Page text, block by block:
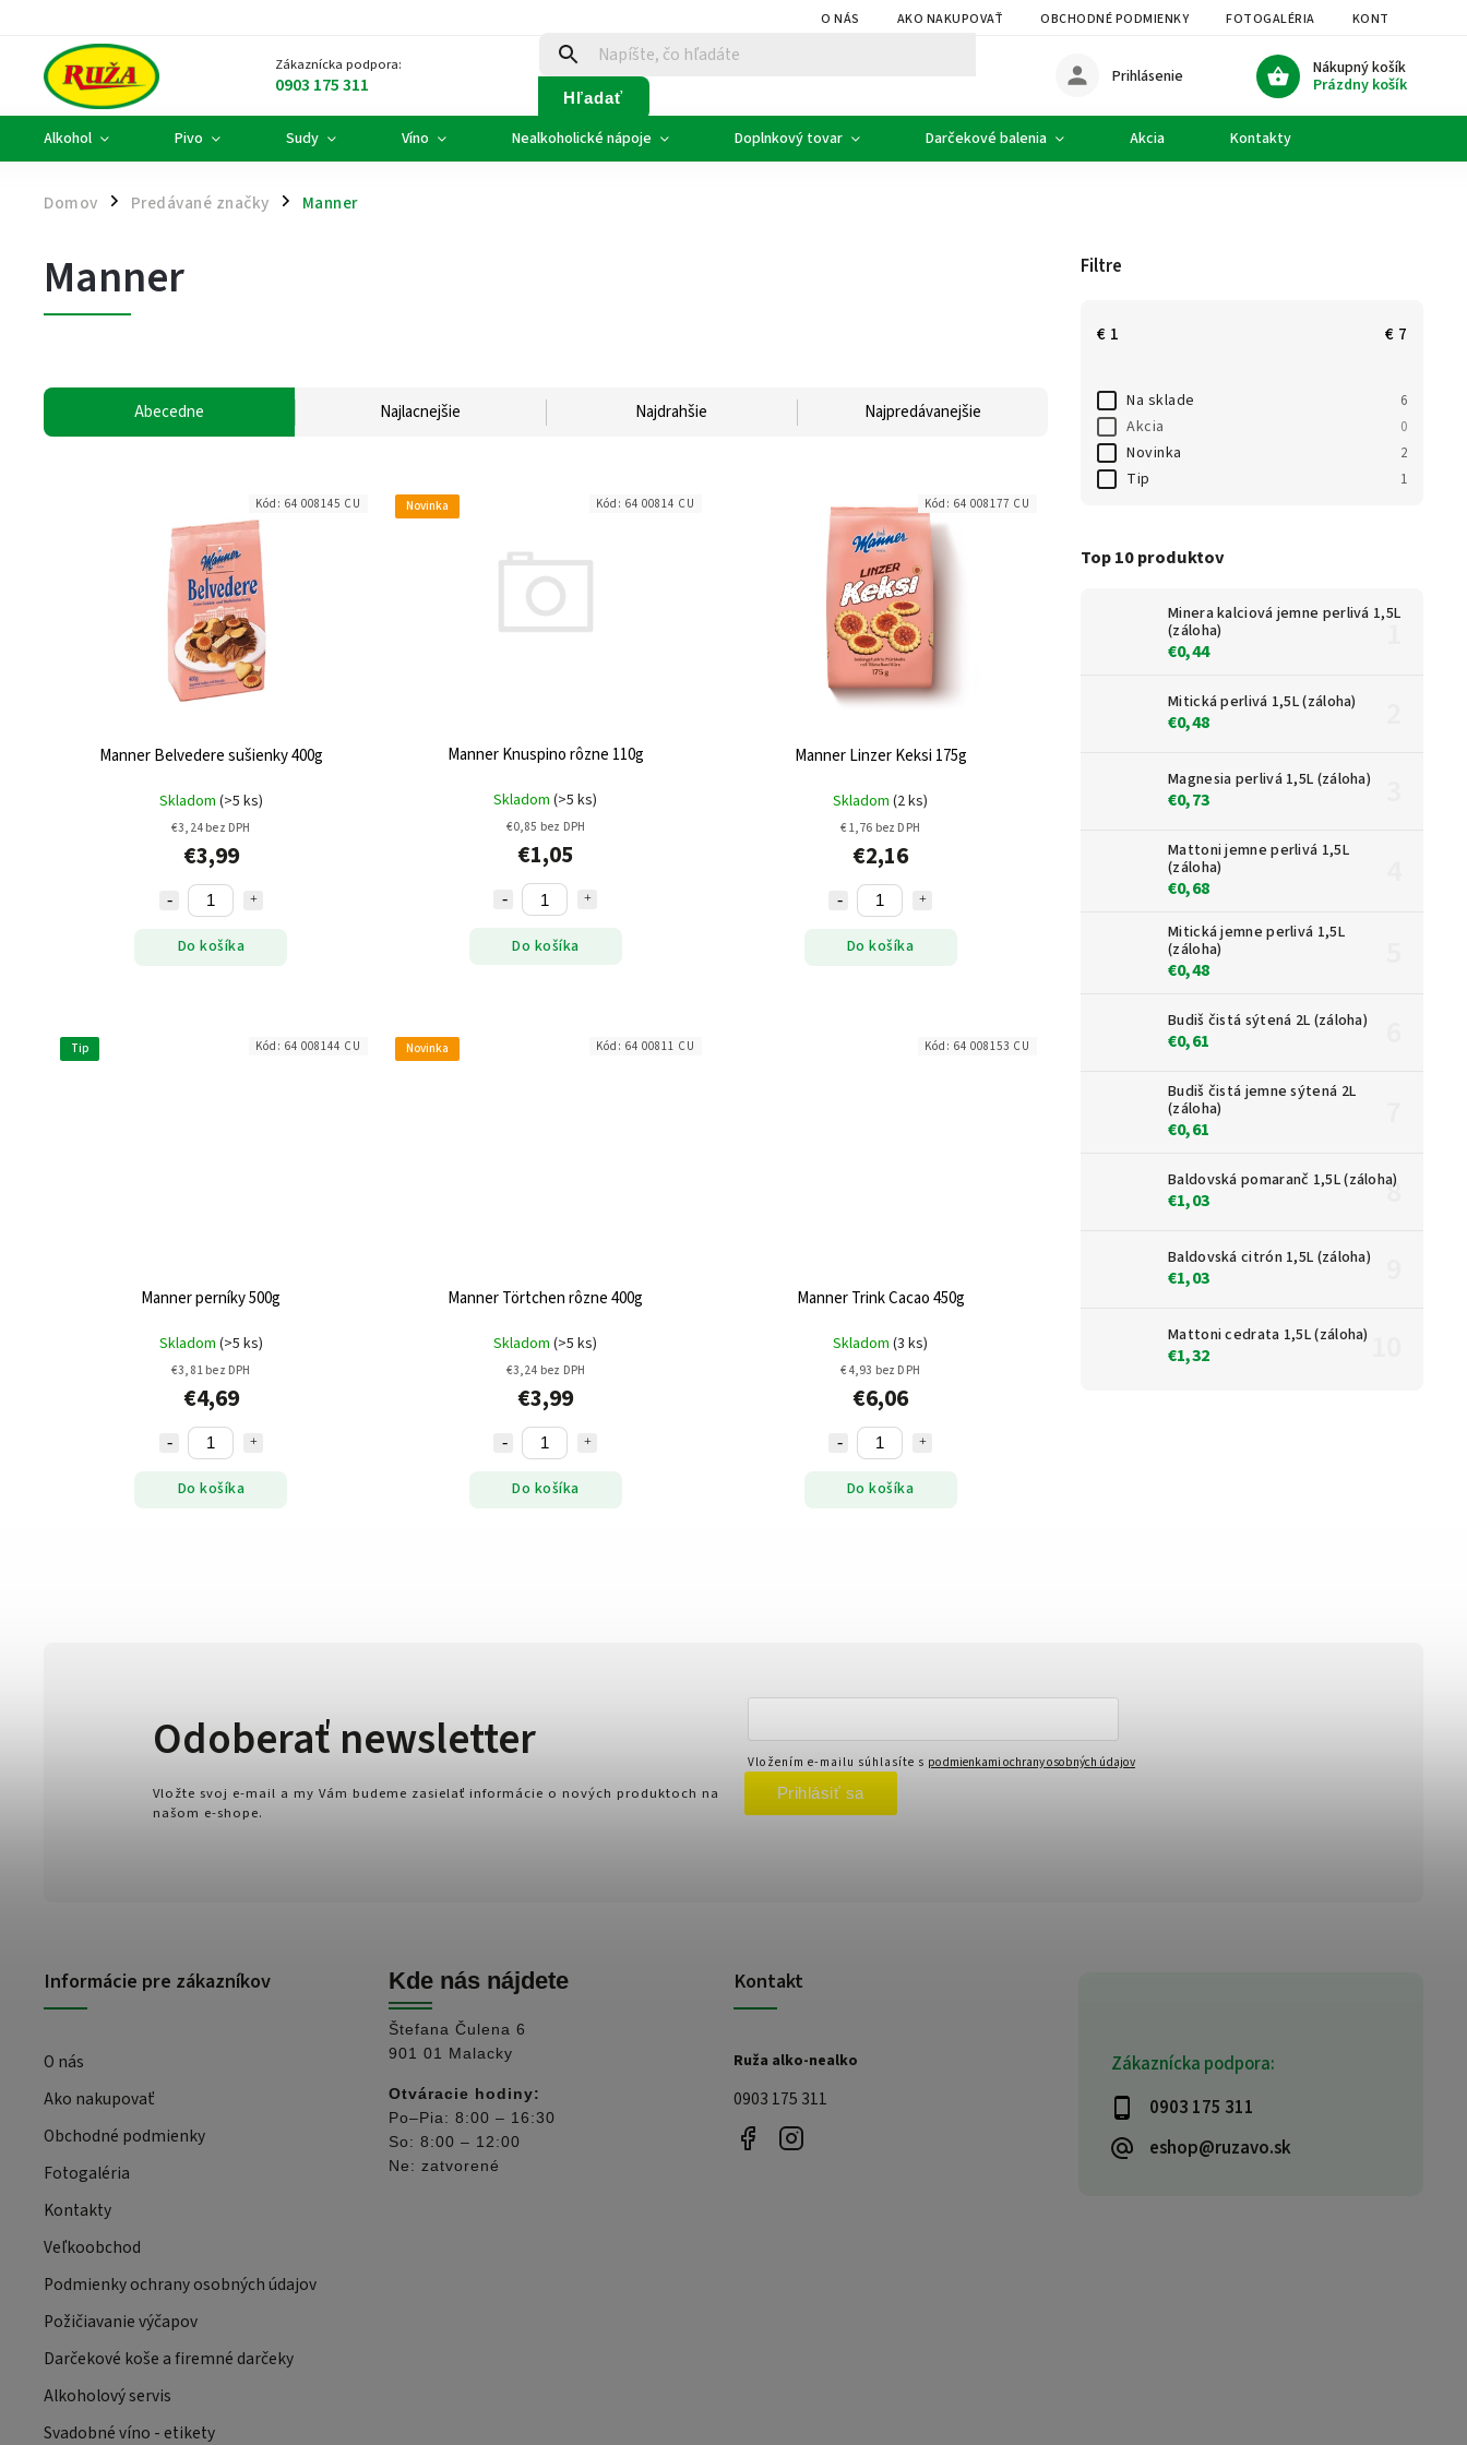
O NÁS AKO NAKUPOVAŤ OBCHODNÉ PODMIENKY FOTOGALÉRIA KONTAKTY
Zákaznícka podpora:
0903 175 311 Hľadať
Nákupný košík
Prázdny košík
Prihlásenie
Alkohol Pivo Sudy Víno Nealkoholické nápoje Doplnkový tovar Darčekové balenia Akcia Kontakty
Domov / Predávané značky / Manner
Filtre
€ 1 € 7
Na sklade 6
Akcia 0
Novinka 2
Tip 1
Top 10 produktov
Minera kalciová jemne perlivá 1,5L
(záloha)
€0,44
Mitická perlivá 1,5L (záloha)
€0,48
Magnesia perlivá 1,5L (záloha)
€0,73
Mattoni jemne perlivá 1,5L
(záloha)
€0,68
Mitická jemne perlivá 1,5L
(záloha)
€0,48
Budiš čistá sýtená 2L (záloha)
€0,61
Budiš čistá jemne sýtená 2L
(záloha)
€0,61
Baldovská pomaranč 1,5L (záloha)
€1,03
Baldovská citrón 1,5L (záloha)
€1,03
Mattoni cedrata 1,5L (záloha)
€1,32
Manner
Abecedne Najlacnejšie Najdrahšie Najpredávanejšie
Manner Belvedere sušienky 400g
Skladom (>5 ks)
€3,24 bez DPH
€3,99
Do košíka
Kód: 64 008145 CU Novinka
Manner Knuspino rôzne 110g
Skladom(>5 ks)
€0,85 bez DPH
€1,05
Do košíka
Kód:64 00814 CU
Manner Linzer Keksi 175g
Skladom(2 ks)
€1,76 bez DPH
€2,16
Do košíka
Kód: 64 008177 CU
Tip
Manner perníky 500g
Skladom (>5 ks)
€3,81 bez DPH
€4,69
Do košíka
Kód: 64 008144 CU Novinka
Manner Törtchen rôzne 400g
Skladom(>5 ks)
€3,24 bez DPH
€3,99
Do košíka
Kód:64 00811 CU
Manner Trink Cacao 450g
Skladom(3 ks)
€4,93 bez DPH
€6,06
Do košíka
Kód: 64 008153 CU
Zákaznícka podpora:
0903 175 311
eshop@ruzavo.sk
Odoberať newsletter
Vložte svoj e-mail a my Vám budeme zasielať informácie o nových produktoch na
našom e-shope.
Vložením e-mailu súhlasíte s podmienkami ochrany osobných údajov
Prihlásiť sa
Informácie pre zákazníkov
O nás
Ako nakupovať
Obchodné podmienky
Fotogaléria
Kontakty
Veľkoobchod
Podmienky ochrany osobných údajov
Požičiavanie výčapov
Darčekové koše a firemné darčeky
Alkoholový servis
Svadobné víno - etikety
Kde nás nájdete
Štefana Čulena 6
901 01 Malacky
Otváracie hodiny:
Po–Pia: 8:00 – 16:30
So: 8:00 – 12:00
Ne: zatvorené
Kontakt
Ruža alko-nealko
0903 175 311